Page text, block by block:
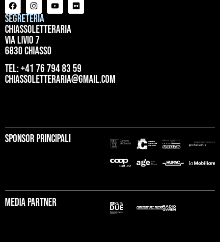
Segreteria
ChiassoLetteraria
Via Livio 7
6830 Chiasso
tel: +41 76 794 83 59
chiassoletteraria@gmail.com
Sponsor principali
Media partner